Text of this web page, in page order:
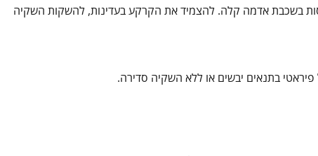
עשירה ומנוקזת, ולכסות בשכבת אדמה קלה. להצמיד את הקרקע בעדינות, להשקות השקיה
בתנאים יבשים או ללא השקיה סדירה.